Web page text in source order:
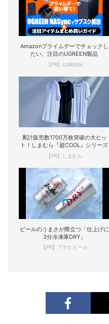
Amazonプライムデーでチェックし
たい、注目のUGREEN製品
【PR】UGREEN
累計販売数1700万枚突破の大ヒッ
ト！しまむら『超COOL』シリーズ
【PR】しまむら
ビールのうまさが際立つ「仕上げに
3分冷凍庫DRY」
【PR】アサヒビール